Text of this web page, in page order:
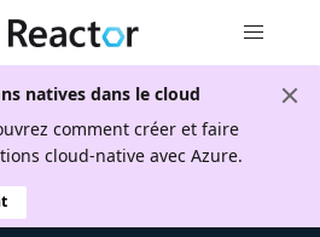
natives dans le cloud
comment créer et faire
cloud-native avec Azure.